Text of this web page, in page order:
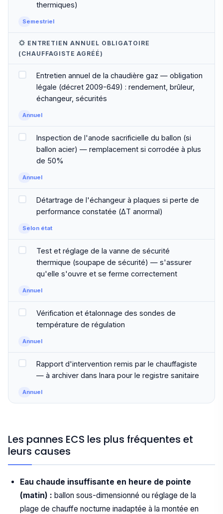
thermiques)
Semestriel
ENTRETIEN ANNUEL OBLIGATOIRE
(CHAUFFAGISTE AGRÉÉ)
Entretien annuel de la chaudière gaz — obligation
légale (décret 2009-649) : rendement, brûleur,
échangeur, sécurités
Annuel
Inspection de l'anode sacrificielle du ballon (si
ballon acier) — remplacement si corrodée à plus
de 50%
Annuel
Détartrage de l'échangeur à plaques si perte de
performance constatée (ΔT anormal)
Selon état
Test et réglage de la vanne de sécurité
thermique (soupape de sécurité) — s'assurer
qu'elle s'ouvre et se ferme correctement
Annuel
Vérification et étalonnage des sondes de
température de régulation
Annuel
Rapport d'intervention remis par le chauffagiste
— à archiver dans Inara pour le registre sanitaire
Annuel
Les pannes ECS les plus fréquentes et
leurs causes
Eau chaude insuffisante en heure de pointe
(matin) : ballon sous-dimensionné ou réglage de la
plage de chauffe nocturne inadaptée à la montée en